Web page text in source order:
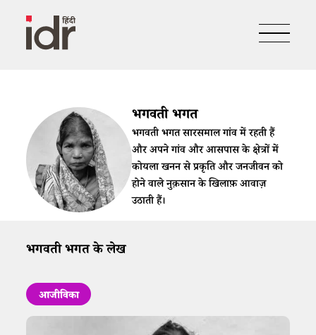
भगवती भगत
भगवती भगत सारसमाल गांव में रहती हैं
और अपने गांव और आसपास के क्षेत्रों में
कोयला खनन से प्रकृति और जनजीवन को
होने वाले नुक़सान के खिलाफ़ आवाज़
उठाती हैं।
भगवती भगत के लेख
आजीविका